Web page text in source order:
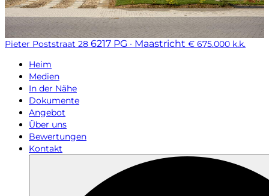
Pieter Poststraat 28 6217 PG · Maastricht € 675.000 k.k.
Heim
Medien
In der Nähe
Dokumente
Angebot
Über uns
Bewertungen
Kontakt